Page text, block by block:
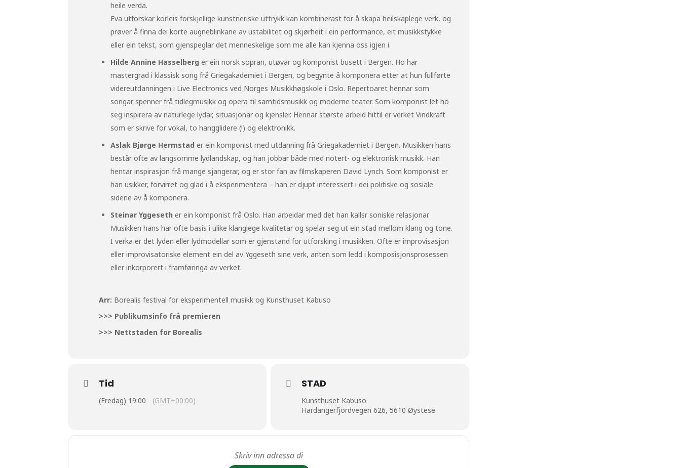
heile verda.
Eva utforskar korleis forskjellige kunstneriske uttrykk kan kombinerast for å skapa heilskaplege verk, og
prøver å finna dei korte augneblinkane av ustabilitet og skjørheit i ein performance, eit musikkstykke
eller ein tekst, som gjenspeglar det menneskelige som me alle kan kjenna oss igjen i.
Hilde Annine Hasselberg er ein norsk sopran, utøvar og komponist busett i Bergen. Ho har
mastergrad i klassisk song frå Griegakademiet i Bergen, og begynte å komponera etter at hun fullførte
videreutdanningen i Live Electronics ved Norges Musikkhøgskole i Oslo. Repertoaret hennar som
songar spenner frå tidlegmusikk og opera til samtidsmusikk og moderne teater. Som komponist let ho
seg inspirera av naturlege lydar, situasjonar og kjensler. Hennar største arbeid hittil er verket Vindkraft
som er skrive for vokal, to hangglidere (!) og elektronikk.
Aslak Bjørge Hermstad er ein komponist med utdanning frå Griegakademiet i Bergen. Musikken hans
består ofte av langsomme lydlandskap, og han jobbar både med notert- og elektronisk musikk. Han
hentar inspirasjon frå mange sjangerar, og er stor fan av filmskaperen David Lynch. Som komponist er
han usikker, forvirret og glad i å eksperimentera – han er djupt interessert i dei politiske og sosiale
sidene av å komponera.
Steinar Yggeseth er ein komponist frå Oslo. Han arbeidar med det han kallsr soniske relasjonar.
Musikken hans har ofte basis i ulike klanglege kvalitetar og spelar seg ut ein stad mellom klang og tone.
I verka er det lyden eller lydmodellar som er gjenstand for utforsking i musikken. Ofte er improvisasjon
eller improvisatoriske element ein del av Yggeseth sine verk, anten som ledd i komposisjonsprosessen
eller inkorporert i framføringa av verket.
Arr: Borealis festival for eksperimentell musikk og Kunsthuset Kabuso
>>> Publikumsinfo frå premieren
>>> Nettstaden for Borealis
Tid
(Fredag) 19:00 (GMT+00:00)
STAD
Kunsthuset Kabuso
Hardangerfjordvegen 626, 5610 Øystese